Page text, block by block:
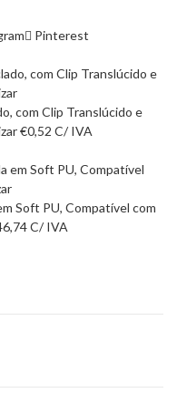
Pinterest
com Clip Translúcido e
€0,52 C/ IVA
Soft PU, Compatível com
C/ IVA